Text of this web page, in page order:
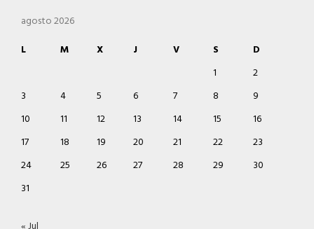
agosto 2026
L
M X J V S
D
1
2
3
4 5 6 7 8
9
10
11 12 13 14 15
16
17
18 19 20 21 22
23
24
25 26 27 28 29
30
31